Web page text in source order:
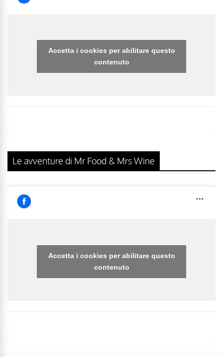
Accetta i cookies per abilitare questo
contenuto
Le avventure di Mr Food & Mrs Wine
Accetta i cookies per abilitare questo
contenuto